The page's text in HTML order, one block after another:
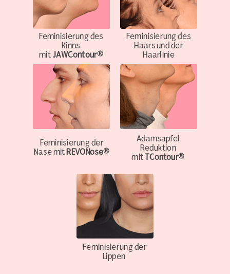
Feminisierung des
Kinns
mitJAWContour®
Feminisierung des
Haars und der
Haarlinie
Feminisierung der
Nase mit REVONose®
Adamsapfel
Reduktion
mit TContour®
Feminisierung der
Lippen